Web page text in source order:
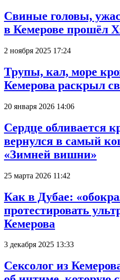
Свиные головы,
в Кемерове прошёл
2 ноября 2025 17:24
Трупы, кал, море
Кемерова раскрыл
20 января 2026 14:06
Сердце обливается
вернулся в самый
«Зимней вишни»
25 марта 2026 11:42
Как в Дубае:
протестировать
Кемерова
3 декабря 2025 13:33
Сексолог из